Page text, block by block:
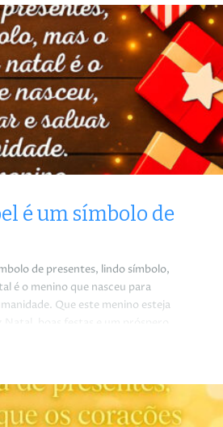
é um símbolo de
de presentes, lindo símbolo,
é o menino que nasceu para
Que este menino esteja